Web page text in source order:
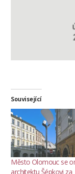
Související
Město Olomouc se
architektu Šépkovi za